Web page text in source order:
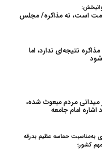
است، نه مذاکره/ مجلس
نتیجه‌ای ندارد، اما
مردم مبعوث شده،
امام جامعه
به‌مناسبت حماسه عظیم بدرقه
کشور؛